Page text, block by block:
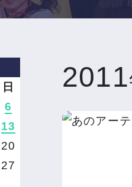
2011
日
6
13
20
27